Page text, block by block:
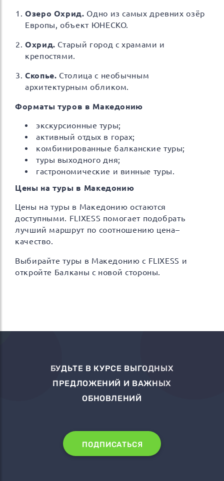
Озеро Охрид. Одно из самых древних озёр
Европы, объект ЮНЕСКО.
Охрид. Старый город с храмами и
крепостями.
Скопье. Столица с необычным
архитектурным обликом.
Форматы туров в Македонию
экскурсионные туры;
активный отдых в горах;
комбинированные балканские туры;
туры выходного дня;
гастрономические и винные туры.
Цены на туры в Македонию
Цены на туры в Македонию остаются
доступными. FLIXESS помогает подобрать
лучший маршрут по соотношению цена–
качество.
Выбирайте туры в Македонию с FLIXESS и
откройте Балканы с новой стороны.
БУДЬТЕ В КУРСЕ ВЫГОДНЫХ
ПРЕДЛОЖЕНИЙ И ВАЖНЫХ
ОБНОВЛЕНИЙ
ПОДПИСАТЬСЯ